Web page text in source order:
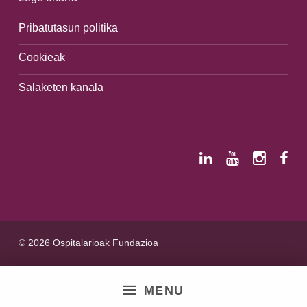
MENU
Pribatutasun politika
Cookieak
Salaketen kanala
© 2026 Ospitalarioak Fundazioa